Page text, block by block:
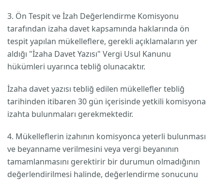
3. Ön Tespit ve İzah Değerlendirme Komisyonu
tarafından izaha davet kapsamında haklarında ön
tespit yapılan mükelleflere, gerekli açıklamaların yer
aldığı "İzaha Davet Yazısı" Vergi Usul Kanunu
hükümleri uyarınca tebliğ olunacaktır.
İzaha davet yazısı tebliğ edilen mükellefler tebliğ
tarihinden itibaren 30 gün içerisinde yetkili komisyona
izahta bulunmaları gerekmektedir.
4. Mükelleflerin izahının komisyonca yeterli bulunması
ve beyanname verilmesini veya vergi beyanının
tamamlanmasını gerektirir bir durumun olmadığının
değerlendirilmesi halinde, değerlendirme sonucunu